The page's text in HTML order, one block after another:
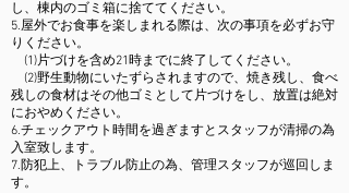
し、棟内のゴミ箱に捨ててください。
5.屋外でお食事を楽しまれる際は、次の事項を必ずお守
りください。
(1)片づけを含め21時までに終了してください。
(2)​野生動物にいたずらされますので、焼き残し、食べ
残しの食材はその他ゴミとして片づけをし、放置は絶対
におやめください。
6.チェックアウト時間を過ぎますとスタッフが清掃の為
入室致します。
7.防犯上、トラブル防止の為、管理スタッフが巡回しま
す。